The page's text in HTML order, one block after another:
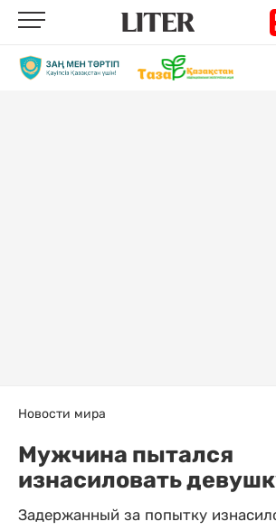
Новости мира
Мужчина пытался
изнасиловать
Задержанный за попытку